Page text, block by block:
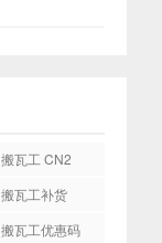
搬瓦工 CN2
搬瓦工补货
搬瓦工优惠码